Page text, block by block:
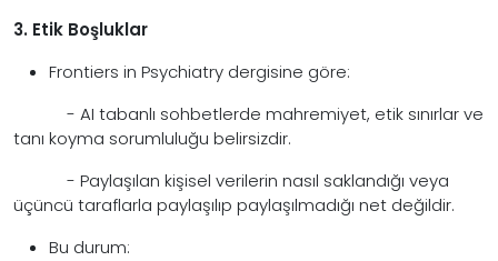
3. Etik Boşluklar
Frontiers in Psychiatry dergisine göre:
- AI tabanlı sohbetlerde mahremiyet, etik sınırlar ve
tanı koyma sorumluluğu belirsizdir.
- Paylaşılan kişisel verilerin nasıl saklandığı veya
üçüncü taraflarla paylaşılıp paylaşılmadığı net değildir.
Bu durum: